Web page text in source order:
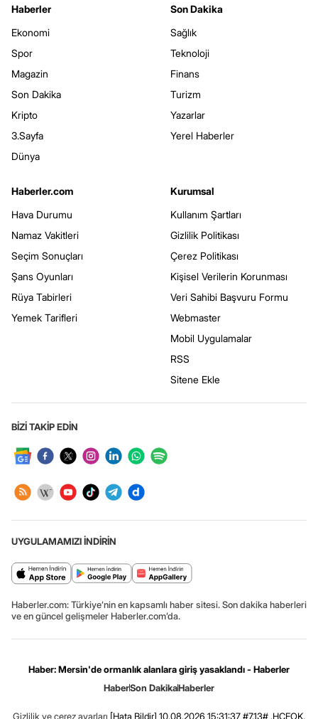
Haberler
Ekonomi
Spor
Magazin
Son Dakika
Kripto
3.Sayfa
Dünya
Son Dakika
Sağlık
Teknoloji
Finans
Turizm
Yazarlar
Yerel Haberler
Haberler.com
Hava Durumu
Namaz Vakitleri
Seçim Sonuçları
Şans Oyunları
Rüya Tabirleri
Yemek Tarifleri
Kurumsal
Kullanım Şartları
Gizlilik Politikası
Çerez Politikası
Kişisel Verilerin Korunması
Veri Sahibi Başvuru Formu
Webmaster
Mobil Uygulamalar
RSS
Sitene Ekle
BİZİ TAKİP EDİN
UYGULAMAMIZI İNDİRİN
Haberler.com: Türkiye’nin en kapsamlı haber sitesi. Son dakika haberleri
ve en güncel gelişmeler Haberler.com’da.
Haber: Mersin'de ormanlık alanlara giriş yasaklandı - Haberler
HaberSon DakikaHaberler
Gizlilik ve çerez ayarları [Hata Bildir] 10.08.2026 15:31:37 #7.13# .HCFOK.